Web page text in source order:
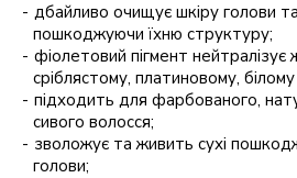
дбайливо очищує шкіру голови
пошкоджуючи їхню структуру;
фіолетовий пігмент нейтралізує
сріблястому, платиновому,
підходить для фарбованого,
сивого волосся;
зволожує та живить сухі
голови;